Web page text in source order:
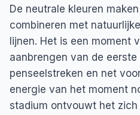
De neutrale kleuren
combineren met
lijnen. Het is een moment
aanbrengen van de
penseelstreken en net
energie van het moment
stadium ontvouwt het